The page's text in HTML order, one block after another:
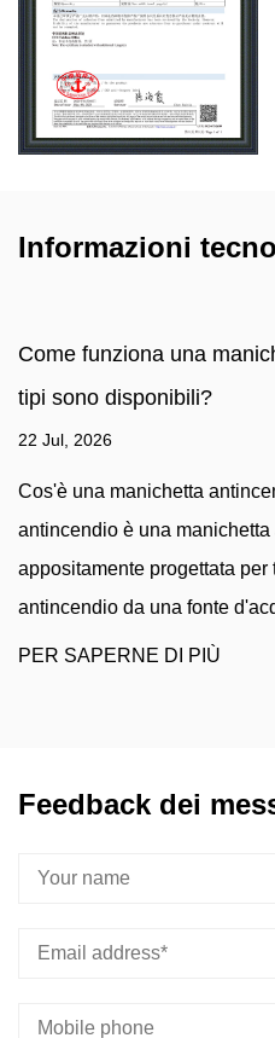
Informazioni
una manichetta
antincendio Una
manichetta ad alta pressione
per trasportare acqua
fonte d'acqua...
PIÙ
Feedback dei